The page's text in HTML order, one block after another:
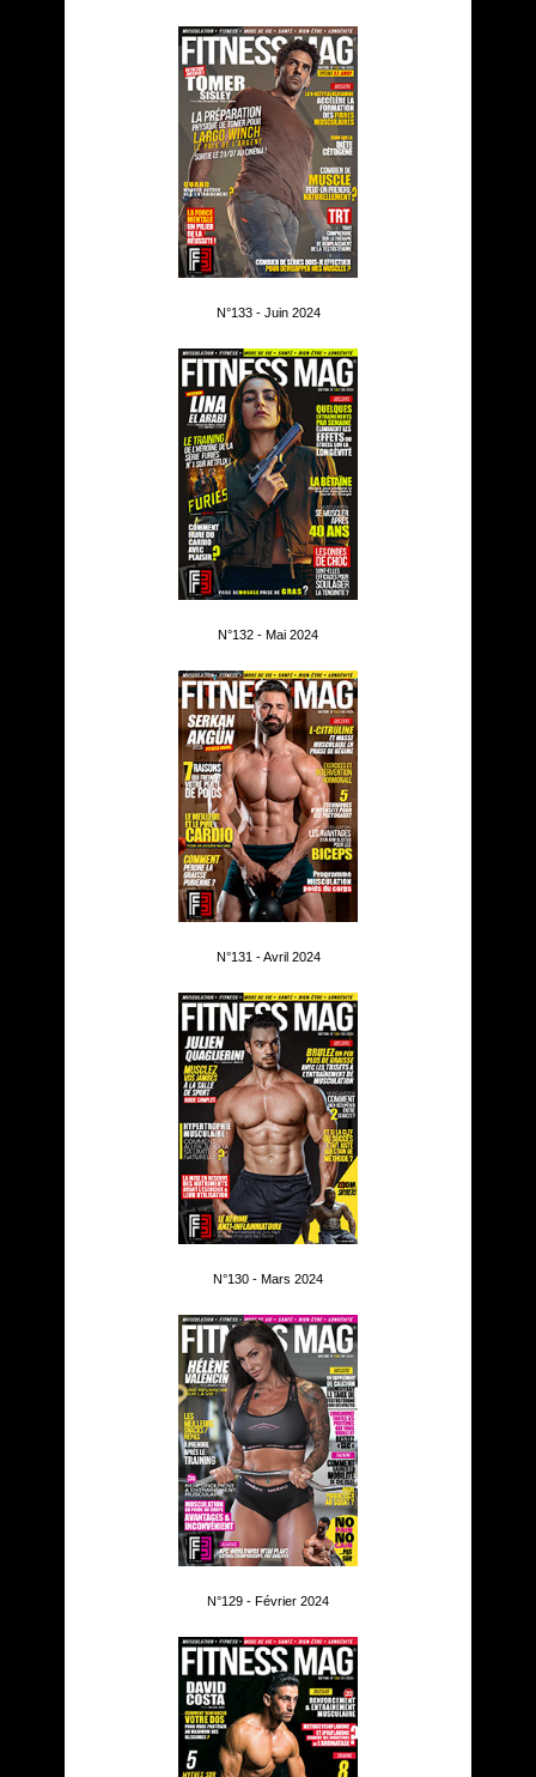
N°133 - Juin 2024
N°132 - Mai 2024
N°131 - Avril 2024
N°130 - Mars 2024
N°129 - Février 2024